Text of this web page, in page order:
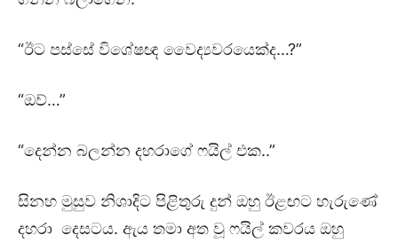
“ඊට පස්සේ විශේෂඥ වෛද්‍යවරයෙක්ද…?”
“ඔව්…”
“දෙන්න බලන්න දහරාගේ ෆයිල් එක..”
සිනහ මුසුව නිශාදිට පිළිතුරු දුන් ඔහු ඊළඟට හැරුණේ
දහරා දෙසටය. ඇය තමා අත වූ ෆයිල් කවරය ඔහු